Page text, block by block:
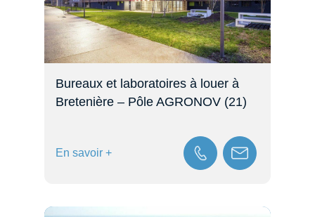
Bureaux et laboratoires à louer à
Bretenière – Pôle AGRONOV (21)
En savoir +